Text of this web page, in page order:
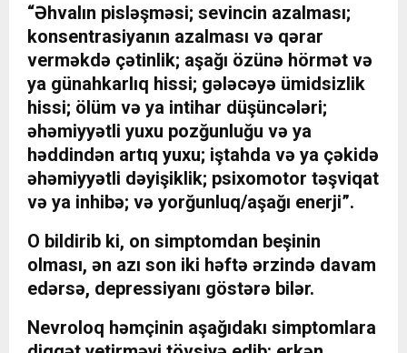
“Əhvalın pisləşməsi; sevincin azalması;
konsentrasiyanın azalması və qərar
verməkdə çətinlik; aşağı özünə hörmət və
ya günahkarlıq hissi; gələcəyə ümidsizlik
hissi; ölüm və ya intihar düşüncələri;
əhəmiyyətli yuxu pozğunluğu və ya
həddindən artıq yuxu; iştahda və ya çəkidə
əhəmiyyətli dəyişiklik; psixomotor təşviqat
və ya inhibə; və yorğunluq/aşağı enerji”.
O bildirib ki, on simptomdan beşinin
olması, ən azı son iki həftə ərzində davam
edərsə, depressiyanı göstərə bilər.
Nevroloq həmçinin aşağıdakı simptomlara